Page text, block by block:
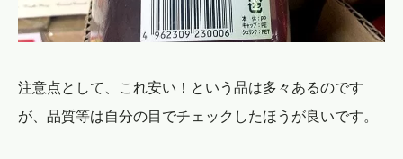
注意点として、これ安い！という品は多々あるのです
が、品質等は自分の目でチェックしたほうが良いです。